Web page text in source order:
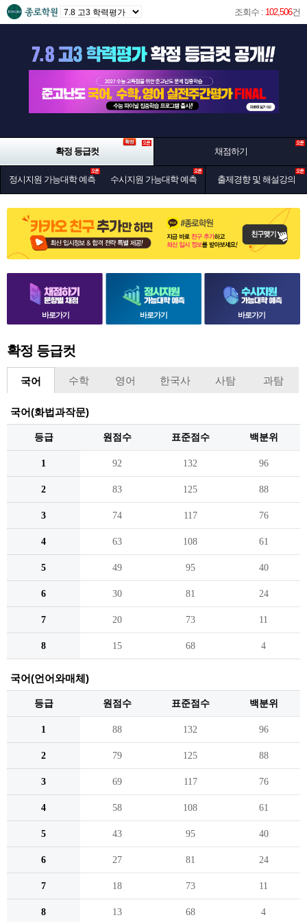
조회수 : 102,506건
확정 등급컷 채점하기
정시지원 가능대학 예측 수시지원 가능대학 예측 출제경향 및 해설강의
바로가기 바로가기 바로가기
확정 등급컷
국어 수학 영어 한국사 사탐 과탐
국어(화법과작문)
등급 원점수 표준점수 백분위
1 92 132 96
2 83 125 88
3 74 117 76
4 63 108 61
5 49 95 40
6 30 81 24
7 20 73 11
8 15 68 4
국어(언어와매체)
등급 원점수 표준점수 백분위
1 88 132 96
2 79 125 88
3 69 117 76
4 58 108 61
5 43 95 40
6 27 81 24
7 18 73 11
8 13 68 4